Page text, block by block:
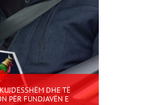
DHE TË
PËR FUNDJAVËN E